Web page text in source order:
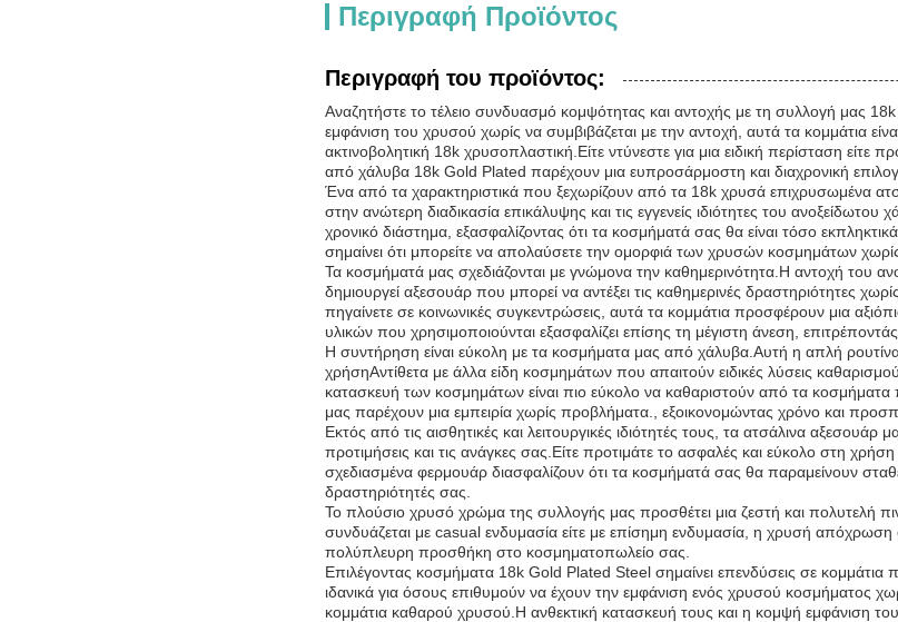
Περιγραφή Προϊόντος
Περιγραφή του προϊόντος:
Αναζητήστε το τέλειο συνδυασμό κομψότητας και αντοχής με τη συλλογή μας
εμφάνιση του χρυσού χωρίς να συμβιβάζεται με την αντοχή, αυτά τα κομμάτια
ακτινοβολητική 18k χρυσοπλαστική.Είτε ντύνεστε για μια ειδική περίσταση
από χάλυβα 18k Gold Plated παρέχουν μια ευπροσάρμοστη και διαχρονική
Ένα από τα χαρακτηριστικά που ξεχωρίζουν από τα 18k χρυσά επιχρυσωμένα
στην ανώτερη διαδικασία επικάλυψης και τις εγγενείς ιδιότητες του
χρονικό διάστημα, εξασφαλίζοντας ότι τα κοσμήματά σας θα είναι τόσο
σημαίνει ότι μπορείτε να απολαύσετε την ομορφιά των χρυσών κοσμημάτων
Τα κοσμήματά μας σχεδιάζονται με γνώμονα την καθημερινότητα.Η αντοχή του
δημιουργεί αξεσουάρ που μπορεί να αντέξει τις καθημερινές δραστηριότητες
πηγαίνετε σε κοινωνικές συγκεντρώσεις, αυτά τα κομμάτια προσφέρουν μια
υλικών που χρησιμοποιούνται εξασφαλίζει επίσης τη μέγιστη άνεση,
Η συντήρηση είναι εύκολη με τα κοσμήματα μας από χάλυβα.Αυτή η απλή
χρήσηΑντίθετα με άλλα είδη κοσμημάτων που απαιτούν ειδικές λύσεις
κατασκευή των κοσμημάτων είναι πιο εύκολο να καθαριστούν από τα
μας παρέχουν μια εμπειρία χωρίς προβλήματα., εξοικονομώντας χρόνο και
Εκτός από τις αισθητικές και λειτουργικές ιδιότητές τους, τα ατσάλινα
προτιμήσεις και τις ανάγκες σας.Είτε προτιμάτε το ασφαλές και εύκολο στη
σχεδιασμένα φερμουάρ διασφαλίζουν ότι τα κοσμήματά σας θα παραμείνουν
δραστηριότητές σας.
Το πλούσιο χρυσό χρώμα της συλλογής μας προσθέτει μια ζεστή και πολυτελή
συνδυάζεται με casual ενδυμασία είτε με επίσημη ενδυμασία, η χρυσή
πολύπλευρη προσθήκη στο κοσμηματοπωλείο σας.
Επιλέγοντας κοσμήματα 18k Gold Plated Steel σημαίνει επενδύσεις σε κομμάτια
ιδανικά για όσους επιθυμούν να έχουν την εμφάνιση ενός χρυσού κοσμήματος
κομμάτια καθαρού χρυσού.Η ανθεκτική κατασκευή τους και η κομψή εμφάνιση